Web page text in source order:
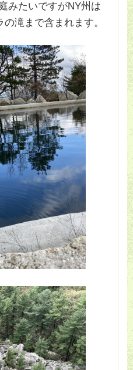
みたいですがNY州は
滝まで含まれます。